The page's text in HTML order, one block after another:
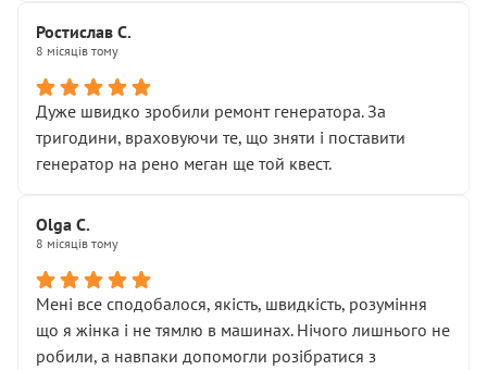
Хотілося б більше:
• належної уваги до авто
• прозорості в роботах і рахунках
• реальної діагностики, а не формального
“подивились і поїхав”
На жаль, складається враження, що сервіс працює не
Стосовно комунікації - все добре
звертатися до цього автосервісу.
Ростислав С.
8 місяців тому
Дуже швидко зробили ремонт генератора. За
тригодини, враховуючи те, що зняти і поставити
генератор на рено меган ще той квест.
Olga С.
8 місяців тому
Мені все сподобалося, якість, швидкість, розуміння
що я жінка і не тямлю в машинах. Нічого лишнього не
робили, а навпаки допомогли розібратися з